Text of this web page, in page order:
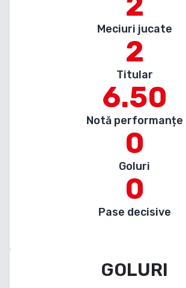
Meciuri jucate
2
Titular
6.50
Notă performanțe
0
Goluri
0
Pase decisive
GOLURI